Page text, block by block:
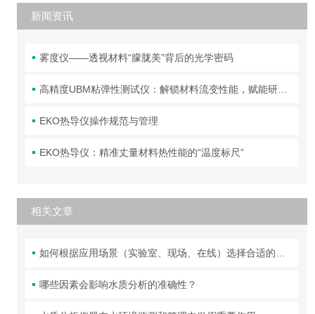
新闻资讯
雾度仪——透视材料“朦胧美”背后的光学密码
高精度UBM粘弹性测试仪：解锁材料流变性能，赋能研发与质控
EKO热导仪操作规范与管理
EKO热导仪：精准丈量材料热性能的“温度标尺”
相关文章
如何根据应用场景（实验室、现场、在线）选择合适的水质分析仪器？
哪些因素会影响水质分析的准确性？